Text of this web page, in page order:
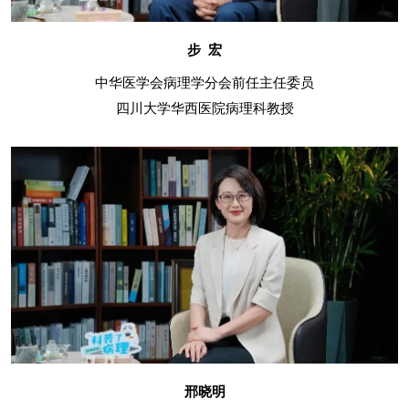
步 宏
中华医学会病理学分会前任主任委员
四川大学华西医院病理科教授
邢晓明